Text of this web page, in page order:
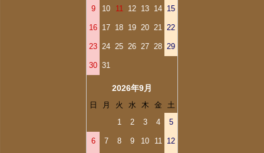
9 10 11 12 13 14 15
16 17 18 19 20 21 22
23 24 25 26 27 28 29
30 31
2026年9月
日 月 火 水 木 金
土
1
2 3 4 5
6 7 8 9 10 11 12